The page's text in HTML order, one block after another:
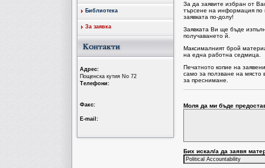
Библиотека
За заявка
Aдрес:
Пощенска кутия No 72
Tелефони:
Факс:
Е-mail:
За да заявите избран от
търсене на информация по
заявката по-долу!
Заявката Ви ще бъде
получаването й.
Максималният брой
на една работна седмица.
Печатното копие на
само за ползване на място
за преснимане.
Моля да ми бъде
Бих искал/a да заявя